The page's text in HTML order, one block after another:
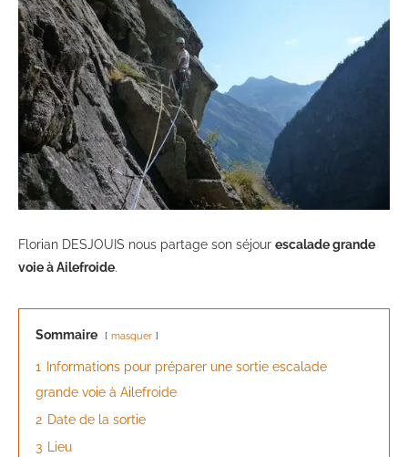
Florian DESJOUIS nous partage son séjour escalade grande
voie à Ailefroide.
Sommaire masquer
1
Informations pour préparer une sortie escalade
grande voie à Ailefroide
2 Date de la sortie
3 Lieu